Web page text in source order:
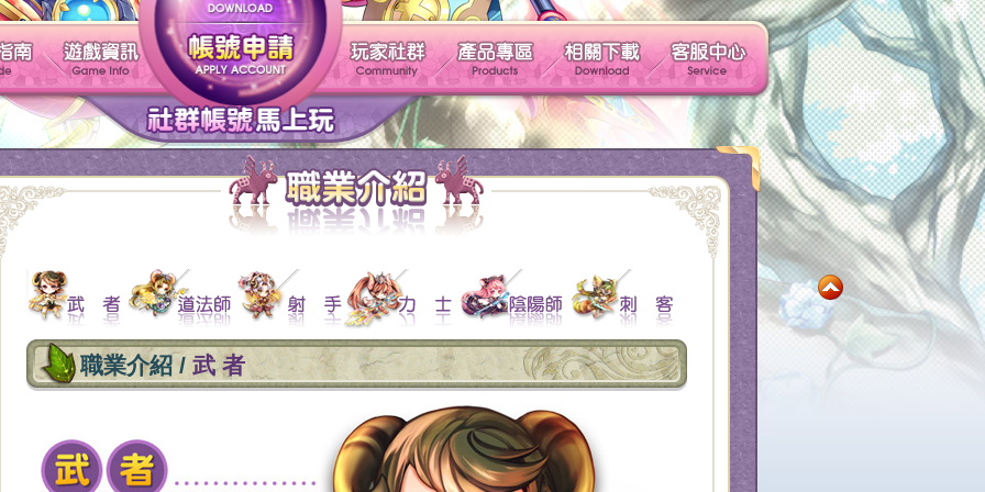
遊戲介紹 新手指南 遊戲資訊 玩家社群 產品專區 相關下載 客服中心
帳號申請
社群帳號馬上玩
職業介紹 / 武 者